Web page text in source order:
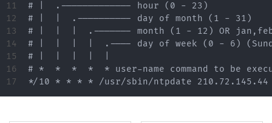
11
12
13
14
15
16
# |  .------------- hour (0 - 23)
# |  |  .---------- day of month (1 - 31)
# |  |  |  .------- month (1 - 12) OR
# |  |  |  |  .---- day of week (0 - 6)
# |  |  |  |  |
# *  *  *  *  * user-name command to be